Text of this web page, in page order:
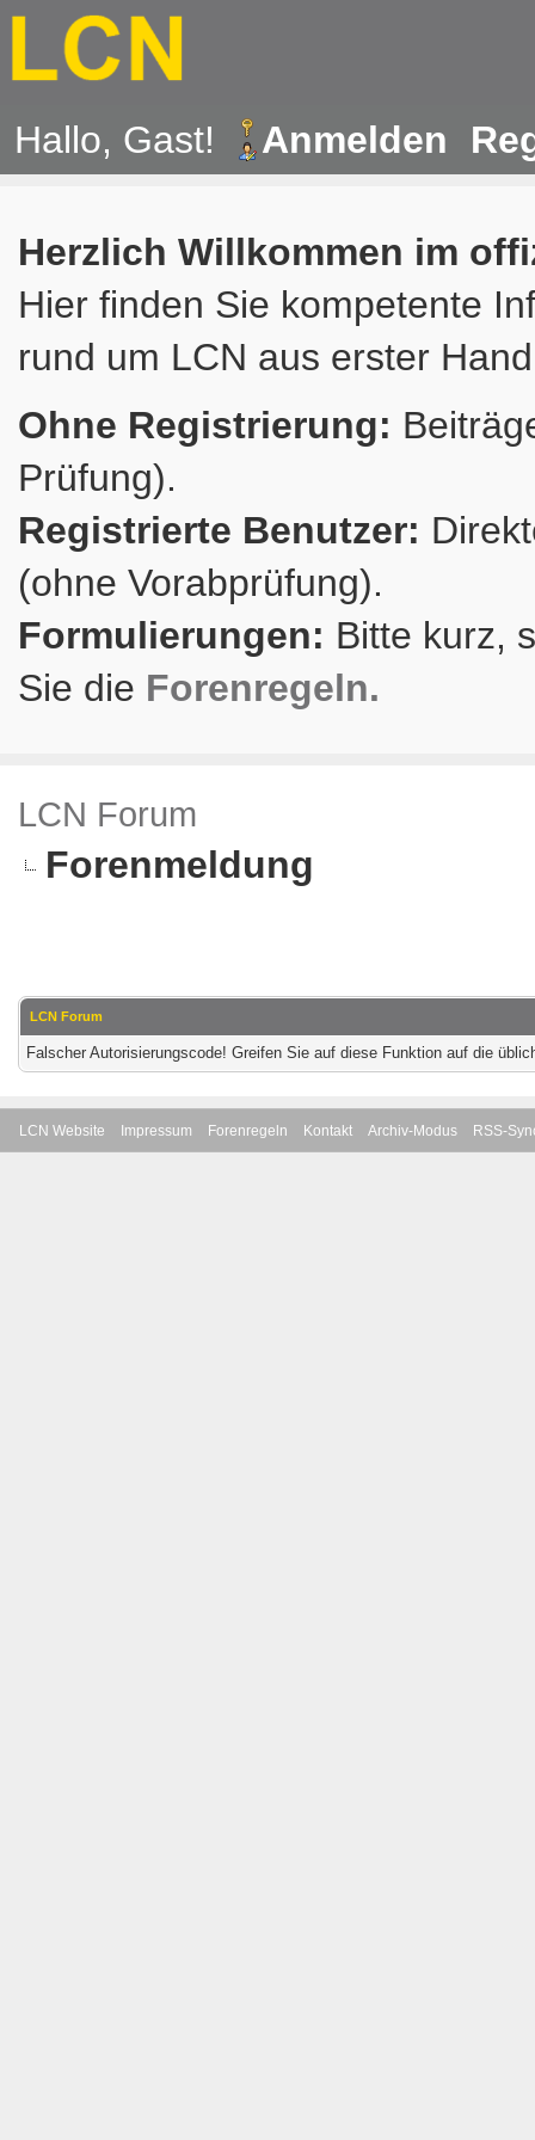
Hallo, Gast! Anmelden
Herzlich Willkommen im
Hier finden Sie kompetente
rund um LCN aus erster
Ohne Registrierung:
Prüfung).
Registrierte Benutzer:
(ohne Vorabprüfung).
Formulierungen: Bitte kurz,
Sie die Forenregeln.
LCN Forum
Forenmeldung
LCN Forum
Falscher Autorisierungscode! Greifen Sie auf diese Funktion auf die
LCN Website Impressum Forenregeln Kontakt Archiv-Modus RSS-